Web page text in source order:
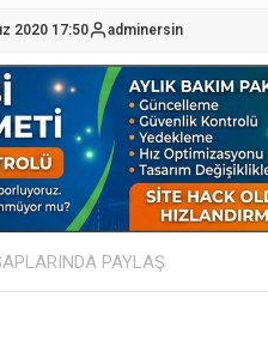
2020 17:50 adminersin
PAYLAŞ